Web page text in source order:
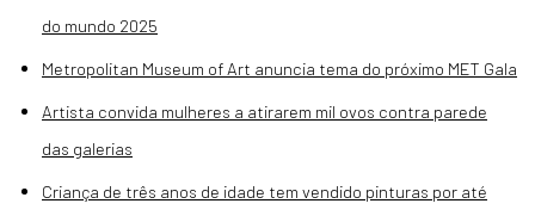
do mundo 2025
Metropolitan Museum of Art anuncia tema do próximo MET Gala
Artista convida mulheres a atirarem mil ovos contra parede
das galerias
Criança de três anos de idade tem vendido pinturas por até